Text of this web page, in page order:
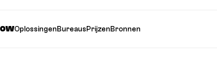
OplossingenBureausPrijzenBronnen